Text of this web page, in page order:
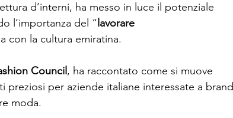
d’interni, ha messo in luce il potenziale
l’importanza del “ lavorare
con la cultura emiratina.
Council , ha raccontato come si muove
per aziende italiane interessate a brand
moda.